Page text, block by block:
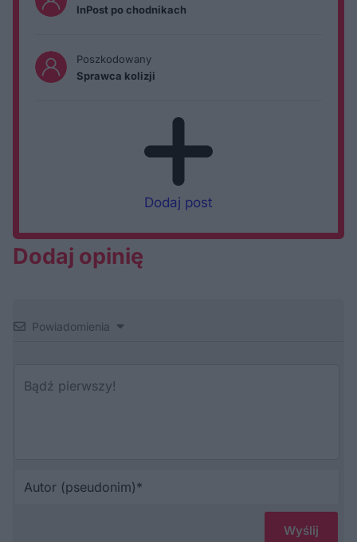
InPost po chodnikach
Poszkodowany
Sprawca kolizji
Dodaj post
Dodaj opinię
Powiadomienia